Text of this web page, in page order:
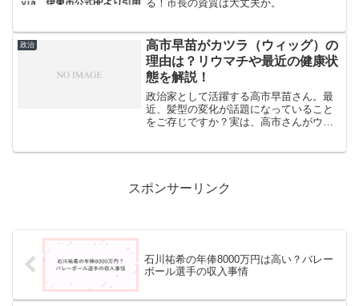
る！市長の資質は大丈夫か。
政治
高市早苗がカツラ（ウィッグ）の
理由は？リウマチや最近の健康状
態を解説！
政治家として活躍する高市早苗さん。最
近、髪型の変化が話題になっていること
をご存じですか？実は、高市さんがウィ
スポンサーリンク
石川祐希の年俸8000万円は高い？バレー
ボール選手の収入事情